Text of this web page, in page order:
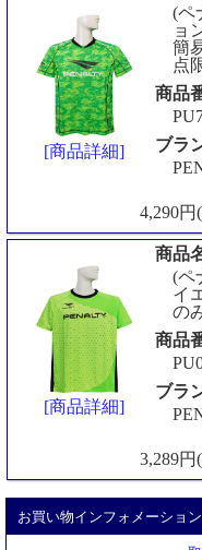
[商品詳細]
(ペ
ョ
簡
点
商品
ブラ
4,290
[商品詳細]
商品
(ペ
イ
の
商品
ブラ
3,289
お買い物インフォメーション